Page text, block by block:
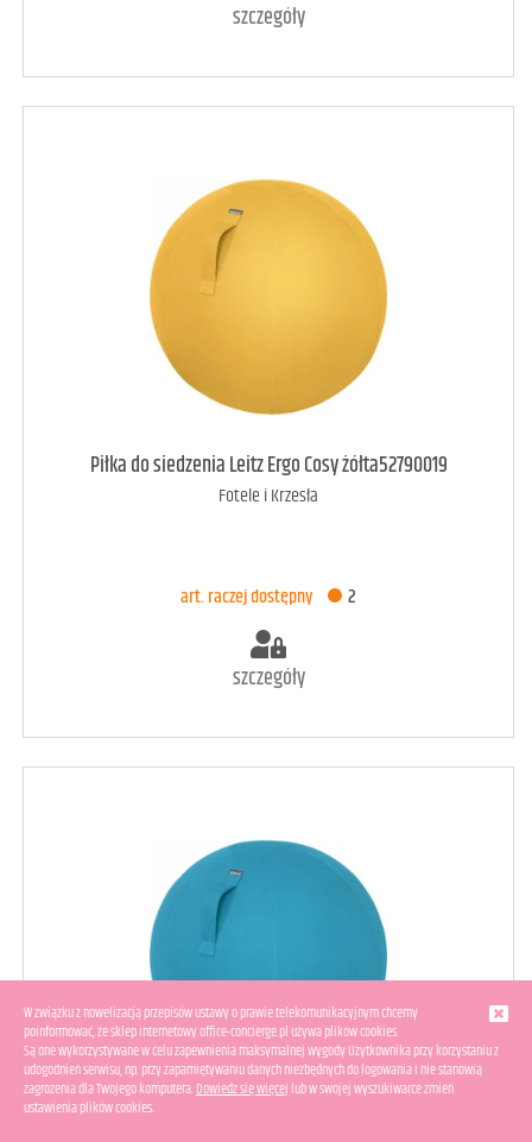
szczegóły
art. raczej dostępny 1
Piłka do siedzenia Leitz Ergo Cosy żółta52790019
Fotele i Krzesła
art. raczej dostępny 2
szczegóły
W związku z nowelizacją przepisów ustawy o prawie telekomunikacyjnym chcemy
poinformować, że sklep internetowy office-concierge.pl używa plików cookies.
Są one wykorzystywane w celu zapewnienia maksymalnej wygody Użytkownika przy korzystaniu z
udogodnień serwisu, np. przy zapamiętywaniu danych niezbędnych do logowania i nie stanowią
zagrożenia dla Twojego komputera.Dowiedz się więcej lub w swojej wyszukiwarce zmień
ustawienia plików cookies.